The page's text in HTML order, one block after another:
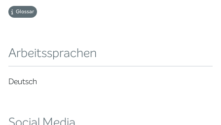
Glossar
Arbeitssprachen
Deutsch